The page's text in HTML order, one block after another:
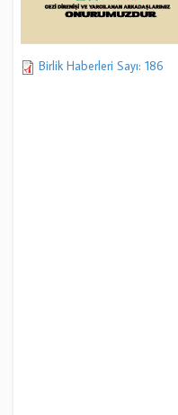
Birlik Haberleri Sayı: 186